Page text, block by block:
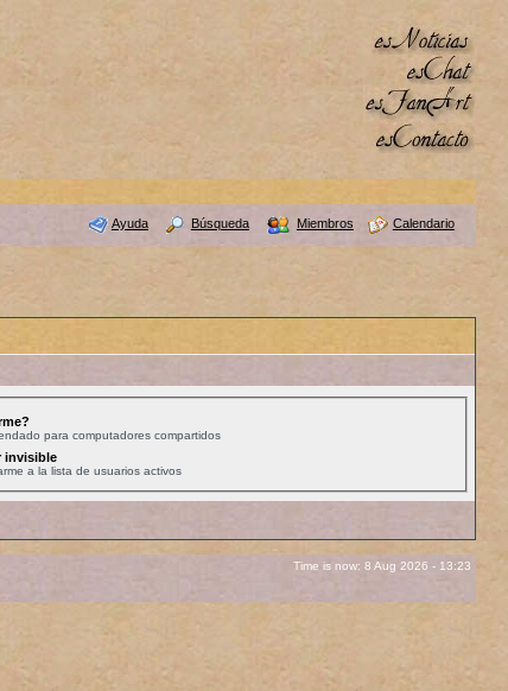
Ayuda Búsqueda Miembros Calendario
para computadores compartidos
invisible
a la lista de usuarios activos
Time is now: 8 Aug 2026 - 13:23